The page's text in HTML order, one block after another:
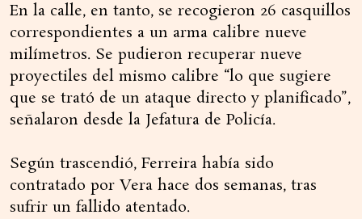
En la calle, en tanto, se recogieron 26 casquillos
correspondientes a un arma calibre nueve
milímetros. Se pudieron recuperar nueve
proyectiles del mismo calibre “lo que sugiere
que se trató de un ataque directo y planificado”,
señalaron desde la Jefatura de Policía.
Según trascendió, Ferreira había sido
contratado por Vera hace dos semanas, tras
sufrir un fallido atentado.